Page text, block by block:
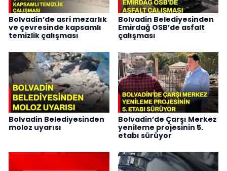
Bolvadin’de asri mezarlık
ve çevresinde kapsamlı
temizlik çalışması
Bolvadin Belediyesinden
Emirdağ OSB’de asfalt
çalışması
Bolvadin Belediyesinden
moloz uyarısı
Bolvadin’de Çarşı Merkez
yenileme projesinin 5.
etabı sürüyor